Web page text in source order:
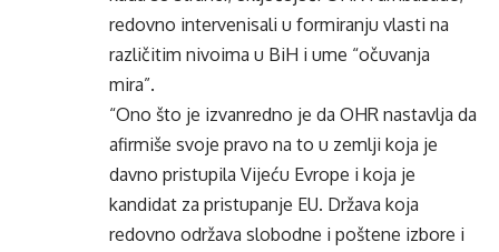
redovno intervenisali u formiranju vlasti na
različitim nivoima u BiH i ume “očuvanja
mira”.
“Ono što je izvanredno je da OHR nastavlja da
afirmiše svoje pravo na to u zemlji koja je
davno pristupila Vijeću Evrope i koja je
kandidat za pristupanje EU. Država koja
redovno održava slobodne i poštene izbore i